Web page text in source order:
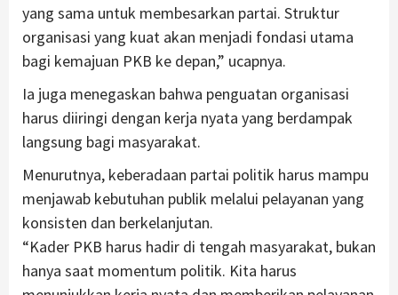
yang sama untuk membesarkan partai. Struktur
organisasi yang kuat akan menjadi fondasi utama
bagi kemajuan PKB ke depan,” ucapnya.
Ia juga menegaskan bahwa penguatan organisasi
harus diiringi dengan kerja nyata yang berdampak
langsung bagi masyarakat.
Menurutnya, keberadaan partai politik harus mampu
menjawab kebutuhan publik melalui pelayanan yang
konsisten dan berkelanjutan.
“Kader PKB harus hadir di tengah masyarakat, bukan
hanya saat momentum politik. Kita harus